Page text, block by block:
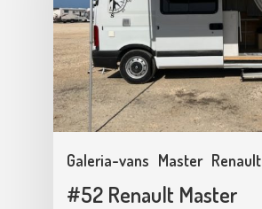
Galeria-vans Master Renault
#52 Renault Master